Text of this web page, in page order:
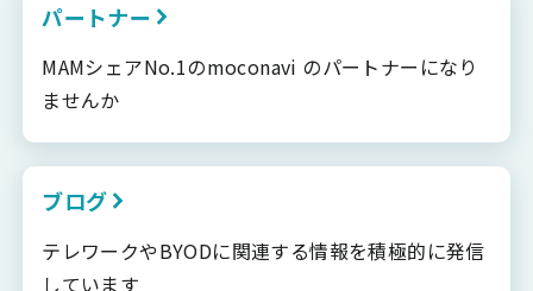
パートナー
MAMシェアNo.1のmoconavi のパートナーになり
ませんか
ブログ
テレワークやBYODに関連する情報を積極的に発信
しています